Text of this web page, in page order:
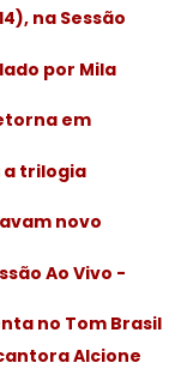
na Sessão
por Mila
em
a trilogia
novo
Ao Vivo -
no Tom Brasil
Alcione